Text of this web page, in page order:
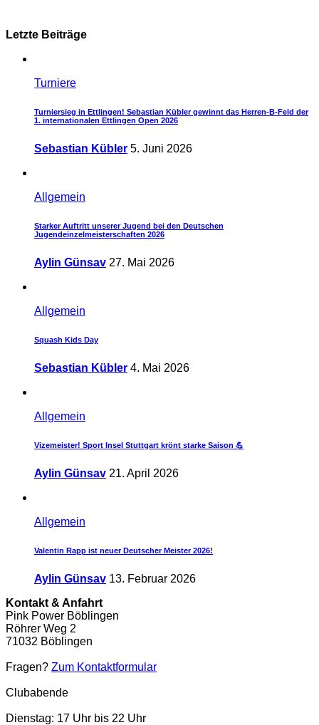
Letzte Beiträge
Turniere
Turniersieg in Ettlingen! Sebastian Kübler gewinnt das Herren-B-Feld der
1. internationalen Ettlingen Open 2026
Sebastian Kübler 5. Juni 2026
Allgemein
Starker Auftritt unserer Jugend bei den Deutschen
Jugendeinzelmeisterschaften 2026
Aylin Günsav 27. Mai 2026
Allgemein
Squash Kids Day
Sebastian Kübler 4. Mai 2026
Allgemein
Vizemeister! Sport Insel Stuttgart krönt starke Saison 💪
Aylin Günsav 21. April 2026
Allgemein
Valentin Rapp ist neuer Deutscher Meister 2026!
Aylin Günsav 13. Februar 2026
Kontakt & Anfahrt
Pink Power Böblingen
Röhrer Weg 2
71032 Böblingen
Fragen? Zum Kontaktformular
Clubabende
Dienstag: 17 Uhr bis 22 Uhr